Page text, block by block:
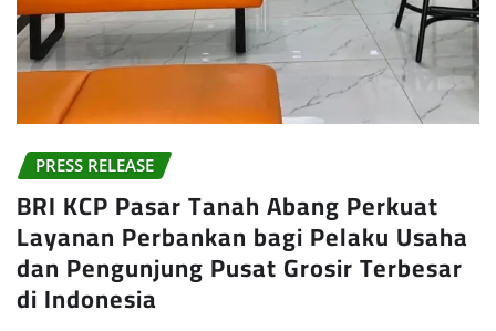
PRESS RELEASE
BRI KCP Pasar Tanah Abang Perkuat
Layanan Perbankan bagi Pelaku Usaha
dan Pengunjung Pusat Grosir Terbesar
di Indonesia